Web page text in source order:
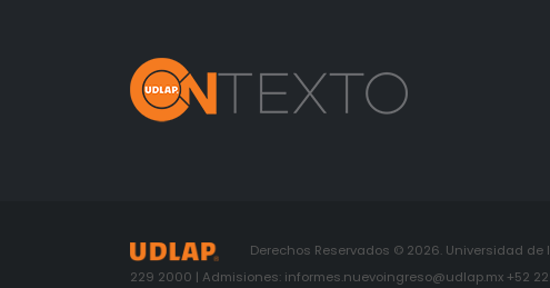
Derechos Reservados © 2026. Universidad de
229 2000 | Admisiones: informes.nuevoingreso@udlap.mx +52